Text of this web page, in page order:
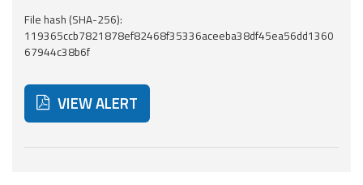
For
developers
About the
project
Contacts
File hash (SHA-256):
119365ccb7821878ef82468f35336aceeba38df45ea56dd1360
67944c38b6f
VIEW ALERT